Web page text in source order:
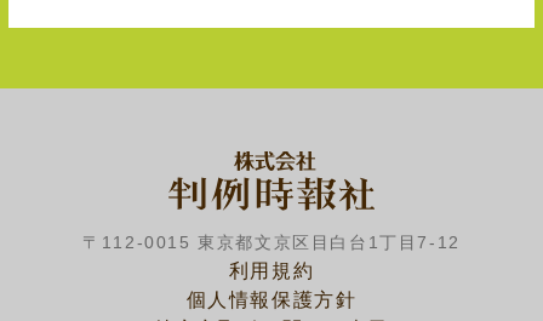
〒112-0015 東京都文京区目白台1丁目7-12
利用規約
個人情報保護方針